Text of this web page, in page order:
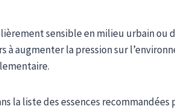
sensible en milieu urbain ou
augmenter la pression sur
la liste des essences